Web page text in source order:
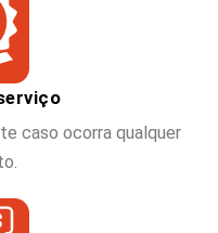
caso ocorra qualquer